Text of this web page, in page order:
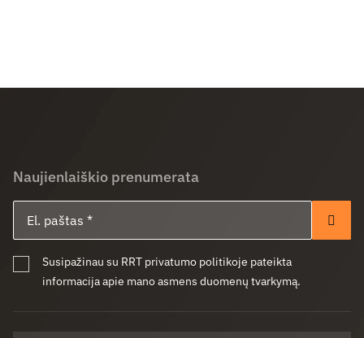
Naujienlaiškio prenumerata
Susipažinau su RRT privatumo politikoje pateikta
informacija apie mano asmens duomenų tvarkymą.